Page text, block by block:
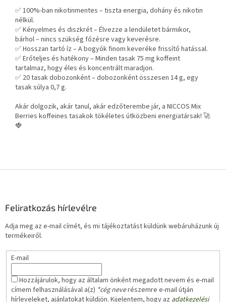
✅ 100%-ban nikotinmentes – tiszta energia, dohány és nikotin
nélkül.
✅ Kényelmes és diszkrét – Élvezze a lendületet bármikor,
bárhol – nincs szükség főzésre vagy keverésre.
✅ Hosszan tartó íz – A bogyók finom keveréke frissítő hatással.
✅ Erőteljes és hatékony – Minden tasak 75 mg koffeint
tartalmaz, hogy éles és koncentrált maradjon.
✅ 20 tasak dobozonként – dobozonként összesen 14 g, egy
tasak súlya 0,7 g.
Akár dolgozik, akár tanul, akár edzőterembe jár, a NICCOS Mix
Berries koffeines tasakok tökéletes útközbeni energiatársak! 🚀
🍓
Feliratkozás hírlevélre
Adja meg az e-mail címét, és mi tájékoztatást küldünk webáruházunk új
termékeiről.
E-mail
Hozzájárulok, hogy az általam önként megadott nevem és e-mail
címem felhasználásával a(z) *cég neverészemre e-mail útján
hírleveleket, ajánlatokat küldjön. Kijelentem, hogy az adatkezelési